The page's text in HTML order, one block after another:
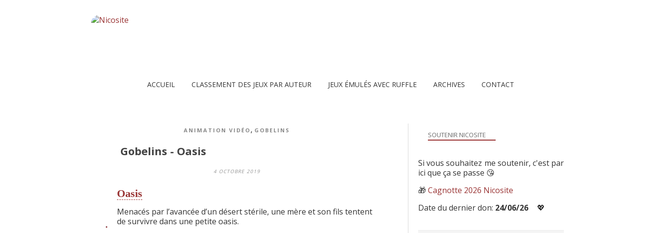
ACCUEIL CLASSEMENT DES JEUX PAR AUTEUR JEUX ÉMULÉS AVEC RUFFLE ARCHIVES CONTACT
ANIMATION VIDÉO , GOBELINS
Gobelins - Oasis
4 OCTOBRE 2019
Oasis
Menacés par l’avancée d’un désert stérile, une mère et son fils tentent
de survivre dans une petite oasis.
SOUTENIR NICOSITE
Si vous souhaitez me soutenir, c'est par
ici que ça se passe 😘
🎁 Cagnotte 2026 Nicosite
Date du dernier don: 24/06/26 💖